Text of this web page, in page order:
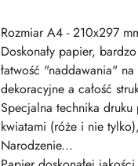
Rozmiar A4 - 210x297
Doskonały papier,
łatwość "naddawania"
dekoracyjne a całość
Specjalna technika
kwiatami (róże i nie
Narodzenie...